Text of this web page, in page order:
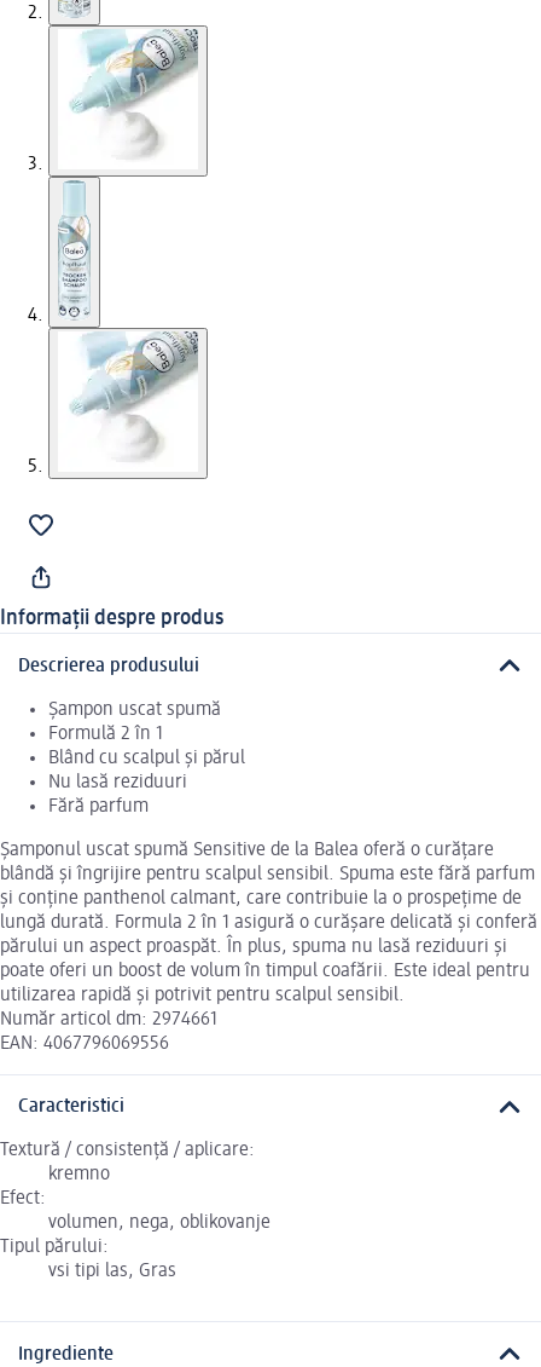
Informații despre produs
Descrierea produsului
Șampon uscat spumă
Formulă 2 în 1
Blând cu scalpul și părul
Nu lasă reziduuri
Fără parfum
Șamponul uscat spumă Sensitive de la Balea oferă o curățare
blândă și îngrijire pentru scalpul sensibil. Spuma este fără parfum
și conține panthenol calmant, care contribuie la o prospețime de
lungă durată. Formula 2 în 1 asigură o curășare delicată și conferă
părului un aspect proaspăt. În plus, spuma nu lasă reziduuri și
poate oferi un boost de volum în timpul coafării. Este ideal pentru
utilizarea rapidă și potrivit pentru scalpul sensibil.
Număr articol dm: 2974661
EAN: 4067796069556
Caracteristici
Textură / consistență / aplicare:
kremno
Efect:
volumen, nega, oblikovanje
Tipul părului:
vsi tipi las, Gras
Ingrediente